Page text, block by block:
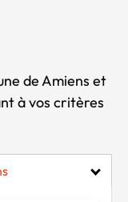
de Amiens et
à vos critères